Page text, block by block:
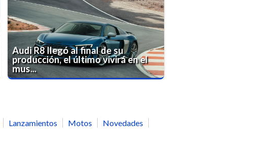
Audi R8 llegó al final de su
producción, el último vivirá en el
mus...
Lanzamientos Motos
Novedades